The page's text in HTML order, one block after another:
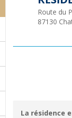
Route du
87130
La résidence